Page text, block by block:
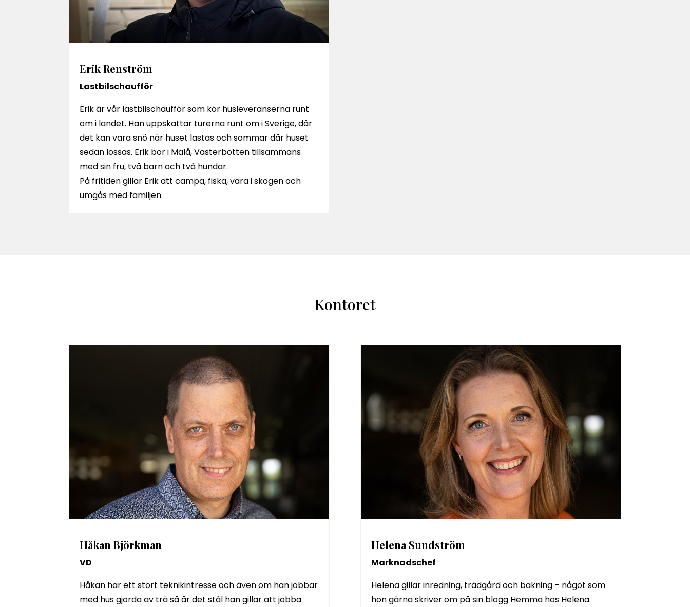
Erik Renström
Lastbilschaufför
Erik är vår lastbilschaufför som kör husleveranserna runt
om i landet. Han uppskattar turerna runt om i Sverige, där
det kan vara snö när huset lastas och sommar där huset
sedan lossas. Erik bor i Malå, Västerbotten tillsammans
med sin fru, två barn och två hundar.
På fritiden gillar Erik att campa, fiska, vara i skogen och
umgås med familjen.
Kontoret
Håkan Björkman
VD
Håkan har ett stort teknikintresse och även om han jobbar
med hus gjorda av trä så är det stål han gillar att jobba
Helena Sundström
Marknadschef
Helena gillar inredning, trädgård och bakning – något som
hon gärna skriver om på sin blogg Hemma hos Helena.